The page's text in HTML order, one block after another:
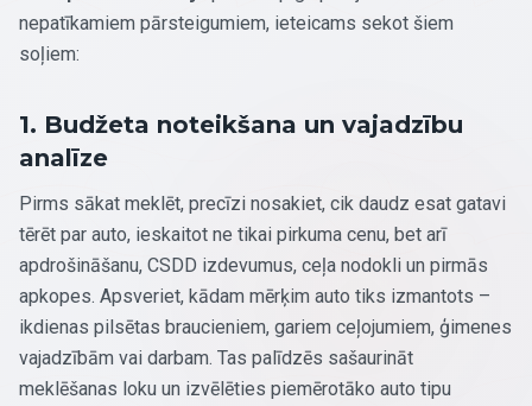
nepatīkamiem pārsteigumiem, ieteicams sekot šiem
soļiem:
1. Budžeta noteikšana un vajadzību
analīze
Pirms sākat meklēt, precīzi nosakiet, cik daudz esat gatavi
tērēt par auto, ieskaitot ne tikai pirkuma cenu, bet arī
apdrošināšanu, CSDD izdevumus, ceļa nodokli un pirmās
apkopes. Apsveriet, kādam mērķim auto tiks izmantots –
ikdienas pilsētas braucieniem, gariem ceļojumiem, ģimenes
vajadzībām vai darbam. Tas palīdzēs sašaurināt
meklēšanas loku un izvēlēties piemērotāko auto tipu